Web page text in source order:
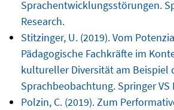
Sprachentwicklungsstörungen.
Research.
Stitzinger, U. (2019). Vom
Pädagogische Fachkräfte im
kultureller Diversität am Beispiel
Sprachbeobachtung. Springer VS
Polzin, C. (2019). Zum